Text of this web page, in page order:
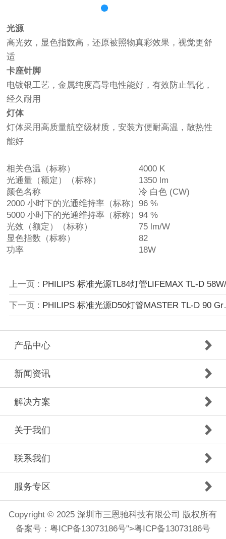
光源
高光效，显色指数高，还原被照物真彩效果，视觉更舒
适
卡座针脚
电镀银工艺，金属纯度高导电性能好，有效防止氧化，
经久耐用
灯体
灯体采用高质量航空级材质，安装方便耐高温，散热性
能好
相关色温（标称）
4000 K
光通量（额定）（标称）
1350 lm
颜色名称
冷 白色 (CW)
2000 小时下的光通维持率（标称）96 %
5000 小时下的光通维持率（标称）94 %
光效（额定）（标称）
75 lm/W
显色指数（标称）
82
功率
18W
上一页 : PHILIPS 标准光源TL84灯管LIFEMAX TL-D 58W/840 1SL/25
下一页 : PHILIPS 标准光源D50灯管MASTER TL-D 90 Graphica 18W/950
产品中心
新闻资讯
解决方案
关于我们
联系我们
服务专区
Copyright © 2025 深圳市三恩驰科技有限公司 版权所有
备案号： 粤ICP备13073186号">粤ICP备13073186号